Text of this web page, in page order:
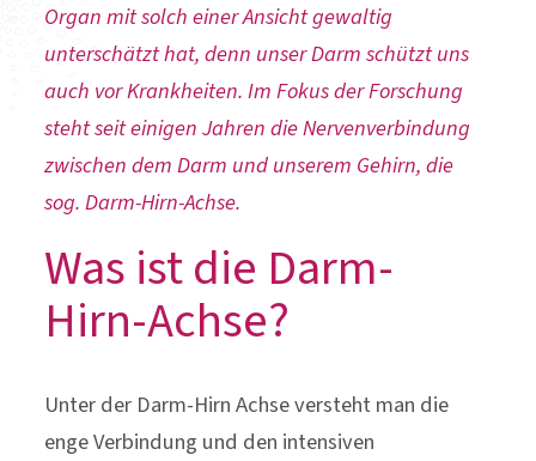
Organ mit solch einer Ansicht gewaltig
unterschätzt hat, denn unser Darm schützt uns
auch vor Krankheiten. Im Fokus der Forschung
steht seit einigen Jahren die Nervenverbindung
zwischen dem Darm und unserem Gehirn, die
sog. Darm-Hirn-Achse.
Was ist die Darm-
Hirn-Achse?
Unter der Darm-Hirn Achse versteht man die
enge Verbindung und den intensiven